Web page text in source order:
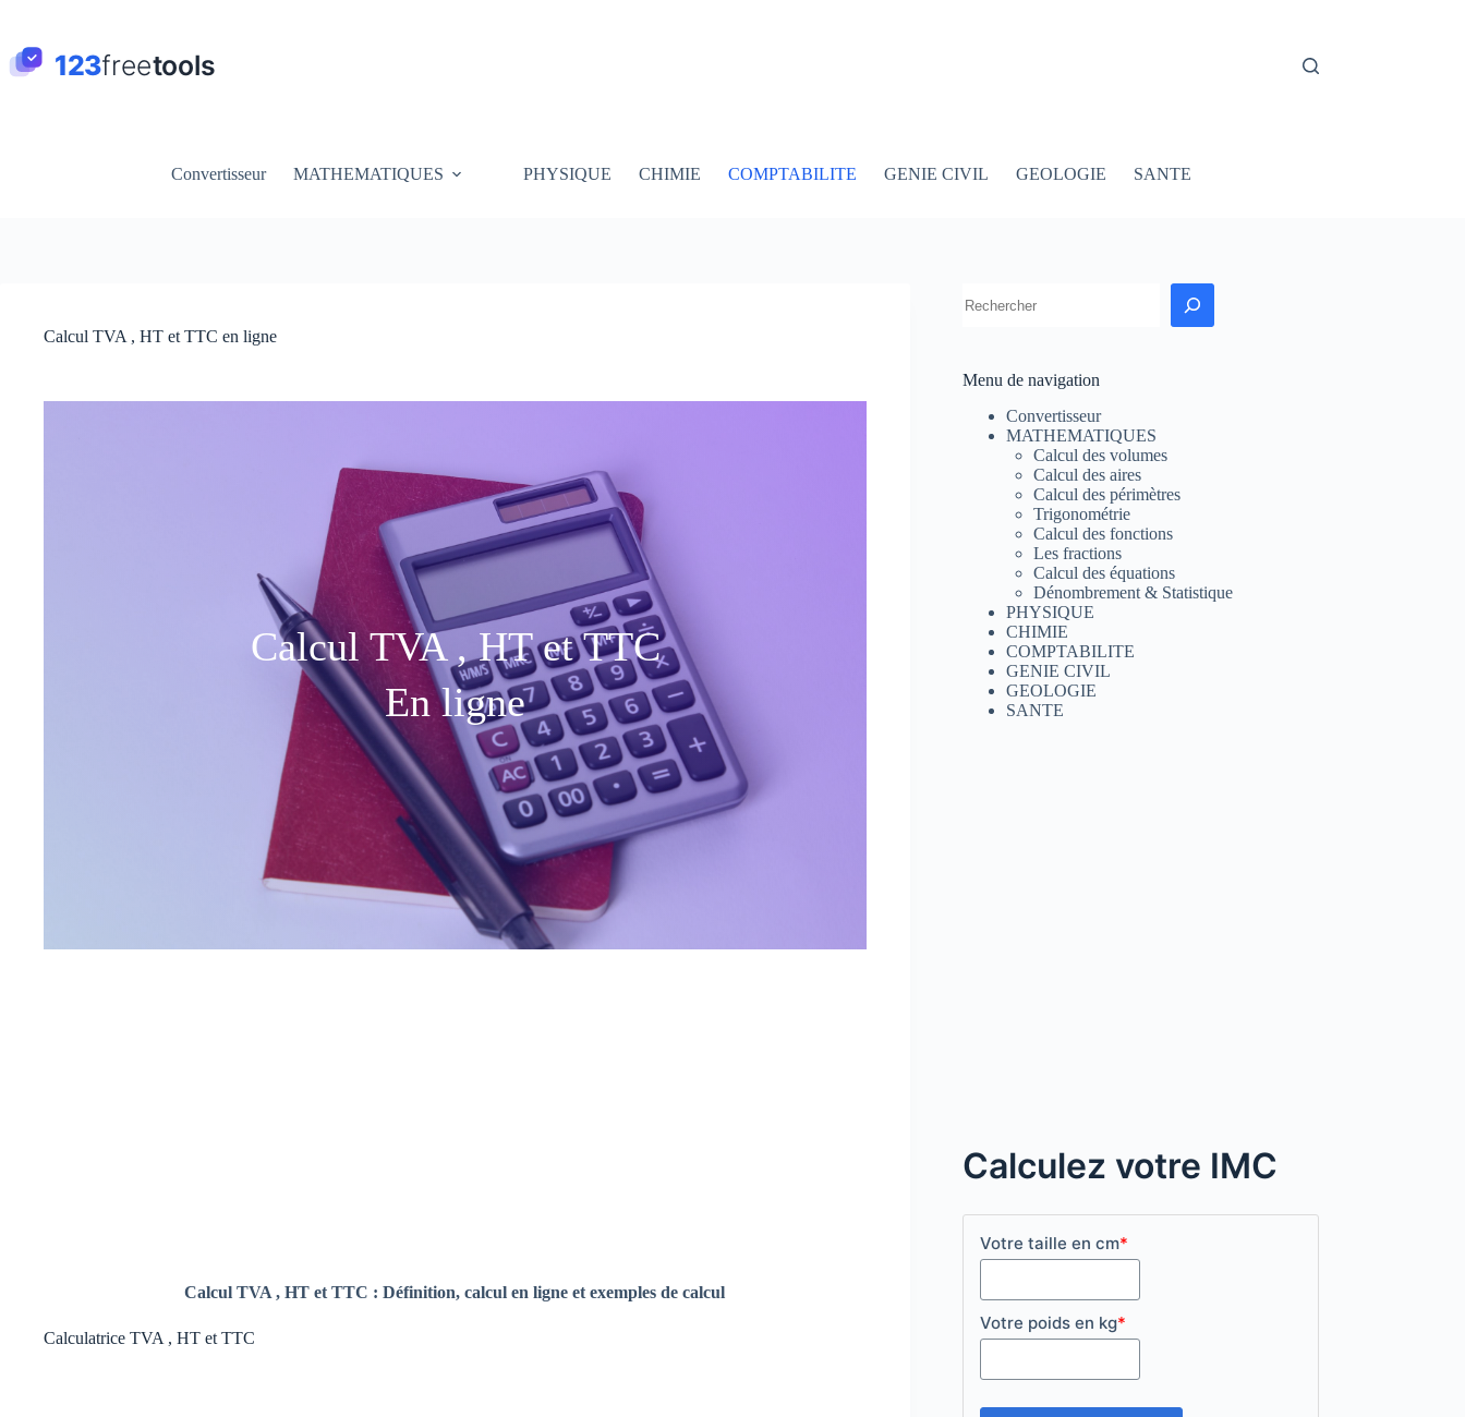
contenu
Convertisseur MATHEMATIQUES PHYSIQUE CHIMIE COMPTABILITE GENIE CIVIL GEOLOGIE SANTE
Calcul TVA , HT et TTC en ligne
Calcul TVA , HT et TTC
En ligne
Calcul TVA , HT et TTC : Définition, calcul en ligne et exemples de calcul
Calculatrice TVA , HT et TTC
Menu de navigation
Convertisseur
MATHEMATIQUES
Calcul des volumes
Calcul des aires
Calcul des périmètres
Trigonométrie
Calcul des fonctions
Les fractions
Calcul des équations
Dénombrement & Statistique
PHYSIQUE
CHIMIE
COMPTABILITE
GENIE CIVIL
GEOLOGIE
SANTE
Calculez votre IMC
Votre taille en cm*
Votre poids en kg*